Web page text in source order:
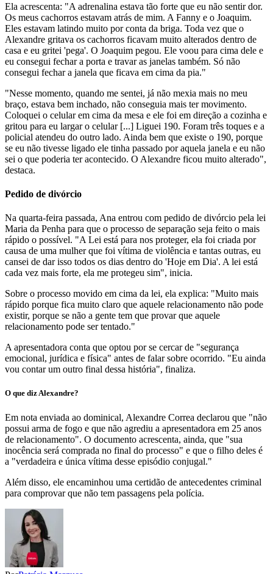
Ela acrescenta: "A adrenalina estava tão forte que eu não sentir dor.
Os meus cachorros estavam atrás de mim. A Fanny e o Joaquim.
Eles estavam latindo muito por conta da briga. Toda vez que o
Alexandre gritava os cachorros ficavam muito alterados dentro de
casa e eu gritei 'pega'. O Joaquim pegou. Ele voou para cima dele e
eu consegui fechar a porta e travar as janelas também. Só não
consegui fechar a janela que ficava em cima da pia."
"Nesse momento, quando me sentei, já não mexia mais no meu
braço, estava bem inchado, não conseguia mais ter movimento.
Coloquei o celular em cima da mesa e ele foi em direção a cozinha e
gritou para eu largar o celular [...] Liguei 190. Foram três toques e a
policial atendeu do outro lado. Ainda bem que existe o 190, porque
se eu não tivesse ligado ele tinha passado por aquela janela e eu não
sei o que poderia ter acontecido. O Alexandre ficou muito alterado",
destaca.
Pedido de divórcio
Na quarta-feira passada, Ana entrou com pedido de divórcio pela lei
Maria da Penha para que o processo de separação seja feito o mais
rápido o possível. "A Lei está para nos proteger, ela foi criada por
causa de uma mulher que foi vítima de violência e tantas outras, eu
cansei de dar isso todos os dias dentro do 'Hoje em Dia'. A lei está
cada vez mais forte, ela me protegeu sim", inicia.
Sobre o processo movido em cima da lei, ela explica: "Muito mais
rápido porque fica muito claro que aquele relacionamento não pode
existir, porque se não a gente tem que provar que aquele
relacionamento pode ser tentado."
A apresentadora conta que optou por se cercar de "segurança
emocional, jurídica e física" antes de falar sobre ocorrido. "Eu ainda
vou contar um outro final dessa história", finaliza.
O que diz Alexandre?
Em nota enviada ao dominical, Alexandre Correa declarou que "não
possui arma de fogo e que não agrediu a apresentadora em 25 anos
de relacionamento". O documento acrescenta, ainda, que "sua
inocência será comprada no final do processo" e que o filho deles é
a "verdadeira e única vítima desse episódio conjugal."
Além disso, ele encaminhou uma certidão de antecedentes criminal
para comprovar que não tem passagens pela polícia.